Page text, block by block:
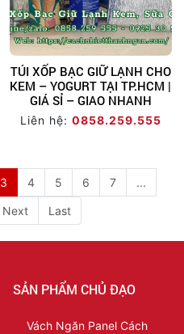
TÚI XỐP BẠC GIỮ LẠNH CHO
KEM – YOGURT TẠI TP.HCM |
GIÁ SỈ – GIAO NHANH
Liên hệ: 0858.259.555
3 4 5 6 7 ...
Next Last
SẢN PHẨM CHỦ ĐẠO
Vách Ngăn Panel Cách